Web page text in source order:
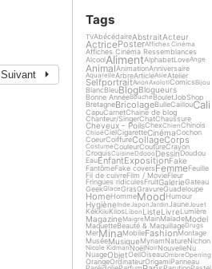
Suivant
Tags
TVAbécédaireAbstraitActeur
ActricePosterAffiches Cinéma
Affiches Cinéma Ressemblances
AlcoolAlimentAlphabetLoveAnge
AnimalAnimationAnniversaire
AquarelleArbreArticleAsieAtelier
SelfportraitAvionAxolotlComicsBijou
BlancBleuBlogBlogueurs
Bonne AnnéeBoucheBouletJobShop
BretagneBricolageBulleCaillouCali
CapuCarnetChaine de blog
Chanteur/SingerChatChaussure
Cheveux - PoilsChexChienChinois
ChloéCielCigaretteCinémaCochon
CoeurCoiffureCollageCorps
CostumeCouleurCoutureCrayon
CroquisCuisineDdoooDessinDoudou
EauEnfantExpositionFake
FantômeFake coversFemmeFeuille
Fil de cuivreFilm / MovieFleur
Fringues ridiculesFruitGalerieGateau
GeekGlaceGrasGravureGuadeloupe
HomeHommeMoodHumour
HygièneInde Japon JardinJaune Jouet
KekKikiKilosLibon ListeLivreLumière
MagazineMaigre MainMaladeModel
MaquetteBeauté & MaquillageDrugs
MerMinaMobileFashionMontage
MuséeMusiqueMyriamNatureNichon
Nicole KidmanNoëlNoirNouvelleNu
NuageObjetOeilOiseauOmbreOpening
OrangeOrdinateurOrigamiPanneau